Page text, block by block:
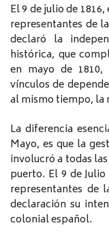
El 9 de julio de
representantes de
declaró la
histórica, que
en mayo de
vínculos de
al mismo tiempo, la
La diferencia
Mayo, es que la
involucró a todas
puerto. El 9 de
representantes de
declaración su
colonial español.